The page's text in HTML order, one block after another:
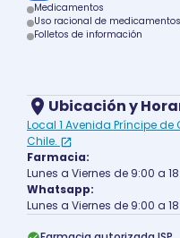
Medicamentos
Uso racional de medicamentos
Folletos de información
Ubicación y
Local 1 Avenida Príncipe de
Chile.
Farmacia:
Lunes a Viernes de 9:00 a
Whatsapp:
Lunes a Viernes de 9:00 a